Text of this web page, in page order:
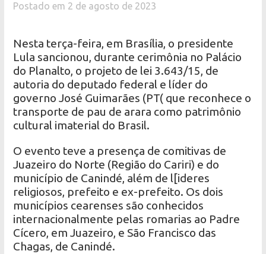
Postado em 2 de agosto de 2023
Nesta terça-feira, em Brasília, o presidente
Lula sancionou, durante cerimônia no Palácio
do Planalto, o projeto de lei 3.643/15, de
autoria do deputado federal e líder do
governo José Guimarães (PT( que reconhece o
transporte de pau de arara como patrimônio
cultural imaterial do Brasil.
O evento teve a presença de comitivas de
Juazeiro do Norte (Região do Cariri) e do
município de Canindé, além de l[ideres
religiosos, prefeito e ex-prefeito. Os dois
municípios cearenses são conhecidos
internacionalmente pelas romarias ao Padre
Cícero, em Juazeiro, e São Francisco das
Chagas, de Canindé.